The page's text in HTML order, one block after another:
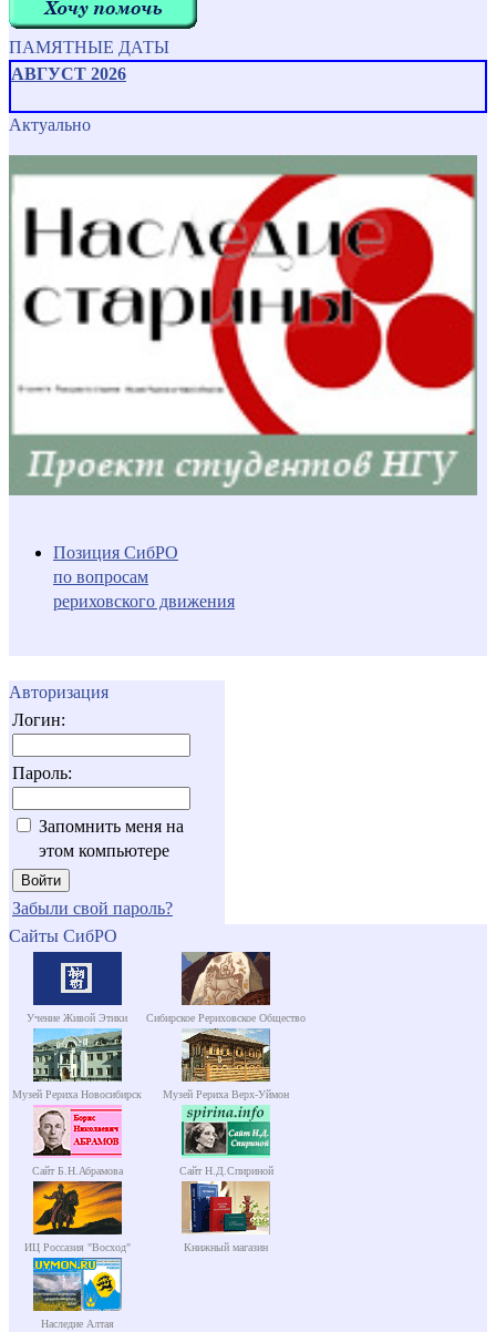
ПАМЯТНЫЕ ДАТЫ
АВГУСТ 2026
Актуально
Позиция СибРО
по вопросам
рериховского движения
Авторизация
Логин:
Пароль:
Запомнить меня на
этом компьютере
Забыли свой пароль?
Сайты СибРО
Учение Живой Этики Сибирское Рериховское Общество
Музей Рериха Новосибирск Музей Рериха Верх-Уймон
Сайт Б.Н.Абрамова Сайт Н.Д.Спириной
ИЦ Россазия "Восход" Книжный магазин
Наследие Алтая